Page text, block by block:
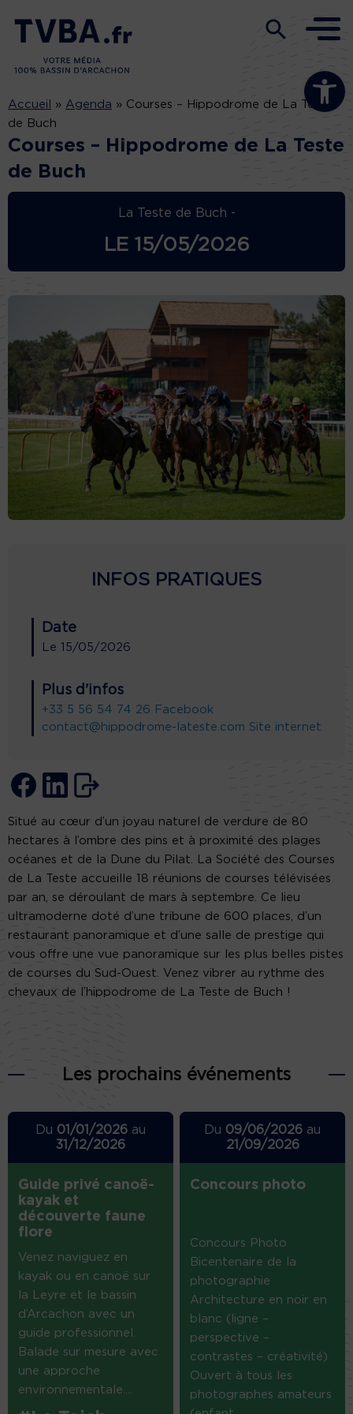
Ouvrir la
Accueil » Agenda » Courses – Hippodrome de La Teste
de Buch
Courses – Hippodrome de La Teste
de Buch
La Teste de Buch -
LE 15/05/2026
INFOS PRATIQUES
Date
Le 15/05/2026
Plus d'infos
+33 5 56 54 74 26 Facebook
contact@hippodrome-lateste.com Site internet
Situé au cœur d’un joyau naturel de verdure de 80
hectares à l’ombre des pins et à proximité des plages
océanes et de la Dune du Pilat. La Société des Courses
de La Teste accueille 18 réunions de courses télévisées
par an, se déroulant de mars à septembre. Ce lieu
ultramoderne doté d’une tribune de 600 places, d’un
restaurant panoramique et d’une salle de prestige qui
vous offre une vue panoramique sur les plus belles pistes
de courses du Sud-Ouest. Venez vibrer au rythme des
chevaux de l’hippodrome de La Teste de Buch !
Les prochains événements
Du 01/01/2026au
31/12/2026
Guide privé canoë-
kayak et
découverte faune
flore
Venez naviguez en
kayak ou en canoë sur
la Leyre et le bassin
d’Arcachon avec un
guide professionnel.
Balade sur mesure avec
une approche
environnementale....
Du 09/06/2026 au
21/09/2026
Concours photo
Concours Photo
Bicentenaire de la
photographie
Architecture en noir en
blanc (ligne –
perspective –
contrastes – créativité)
Ouvert à tous les
photographes amateurs